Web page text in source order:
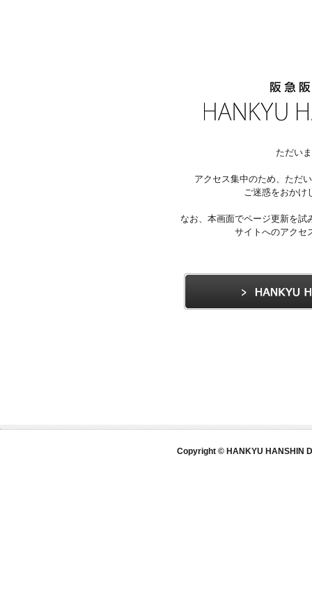
ただい
アクセス集中のため、ただ
ご迷惑をおかけ
なお、本画面でページ更新を
サイトへのアクセ
Copyright © HANKYU HANSHIN